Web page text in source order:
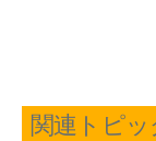
関連トピッ